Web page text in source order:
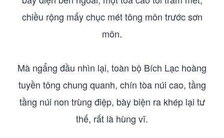
chiều rộng mấy chục mét tông môn trước sơn
môn.
Mà ngẩng đầu nhìn lại, toàn bộ Bích Lạc hoàng
tuyền tông chung quanh, chín tòa núi cao, tầng
tầng núi non trùng điệp, bày biện ra khép lại tư
thế, rất là hùng vĩ.